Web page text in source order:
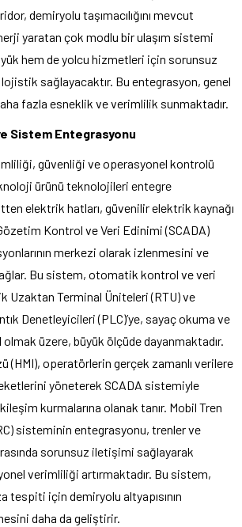
demiryolu taşımacılığını mevcut
yaratan çok modlu bir ulaşım sistemi
hem de yolcu hizmetleri için sorunsuz
sağlayacaktır. Bu entegrasyon, genel
fazla esneklik ve verimlilik sunmaktadır.
Sistem Entegrasyonu
güvenliği ve operasyonel kontrolü
ürünü teknolojileri entegre
elektrik hatları, güvenilir elektrik kaynağı
Kontrol ve Veri Edinimi (SCADA)
merkezi olarak izlenmesini ve
Bu sistem, otomatik kontrol ve veri
Uzaktan Terminal Üniteleri (RTU) ve
Denetleyicileri (PLC)’ye, sayaç okuma ve
olmak üzere, büyük ölçüde dayanmaktadır.
(HMI), operatörlerin gerçek zamanlı verilere
yöneterek SCADA sistemiyle
kurmalarına olanak tanır. Mobil Tren
sisteminin entegrasyonu, trenler ve
sorunsuz iletişimi sağlayarak
verimliliği artırmaktadır. Bu sistem,
tespiti için demiryolu altyapısının
daha da geliştirir.